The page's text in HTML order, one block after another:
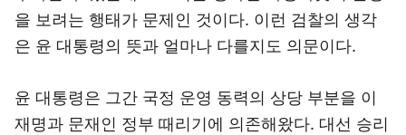
을 보려는 행태가 문제인 것이다. 이런 검찰의 생각
은 윤 대통령의 뜻과 얼마나 다를지도 의문이다.
윤 대통령은 그간 국정 운영 동력의 상당 부분을 이
재명과 문재인 정부 때리기에 의존해왔다. 대선 승리